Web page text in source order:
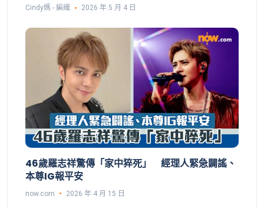
Cindy媽 - 編織 2026 年 5 月 4 日
46歲羅志祥驚傳「家中猝死」 經理人緊急闢謠、
本尊IG報平安
now.com 2026 年 4 月 15 日